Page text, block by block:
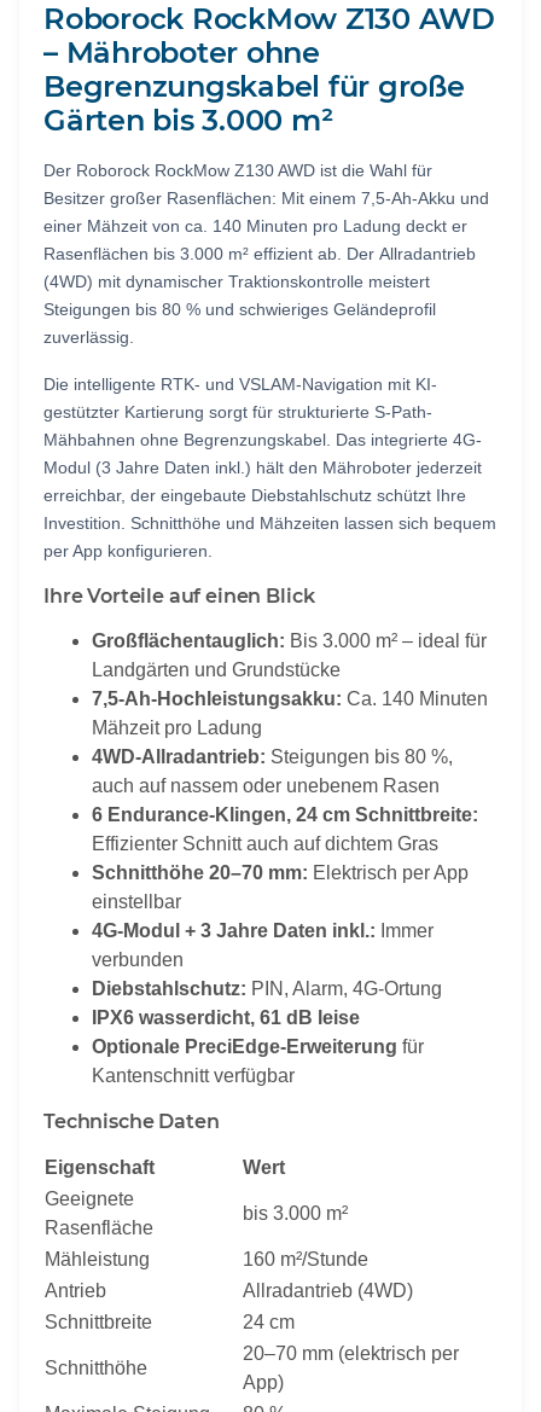
Roborock RockMow Z130 AWD
– Mähroboter ohne
Begrenzungskabel für große
Gärten bis 3.000 m²
Der Roborock RockMow Z130 AWD ist die Wahl für
Besitzer großer Rasenflächen: Mit einem 7,5-Ah-Akku und
einer Mähzeit von ca. 140 Minuten pro Ladung deckt er
Rasenflächen bis 3.000 m² effizient ab. Der Allradantrieb
(4WD) mit dynamischer Traktionskontrolle meistert
Steigungen bis 80 % und schwieriges Geländeprofil
zuverlässig.
Die intelligente RTK- und VSLAM-Navigation mit KI-
gestützter Kartierung sorgt für strukturierte S-Path-
Mähbahnen ohne Begrenzungskabel. Das integrierte 4G-
Modul (3 Jahre Daten inkl.) hält den Mähroboter jederzeit
erreichbar, der eingebaute Diebstahlschutz schützt Ihre
Investition. Schnitthöhe und Mähzeiten lassen sich bequem
per App konfigurieren.
Ihre Vorteile auf einen Blick
Großflächentauglich: Bis 3.000 m² – ideal für
Landgärten und Grundstücke
7,5-Ah-Hochleistungsakku: Ca. 140 Minuten
Mähzeit pro Ladung
4WD-Allradantrieb: Steigungen bis 80 %,
auch auf nassem oder unebenem Rasen
6 Endurance-Klingen, 24 cm Schnittbreite:
Effizienter Schnitt auch auf dichtem Gras
Schnitthöhe 20–70 mm: Elektrisch per App
einstellbar
4G-Modul + 3 Jahre Daten inkl.: Immer
verbunden
Diebstahlschutz: PIN, Alarm, 4G-Ortung
IPX6 wasserdicht, 61 dB leise
Optionale PreciEdge-Erweiterung für
Kantenschnitt verfügbar
Technische Daten
Eigenschaft
Wert
Geeignete
Rasenfläche
bis 3.000 m²
Mähleistung
160 m²/Stunde
Antrieb
Allradantrieb (4WD)
Schnittbreite
24 cm
Schnitthöhe
20–70 mm (elektrisch per
App)